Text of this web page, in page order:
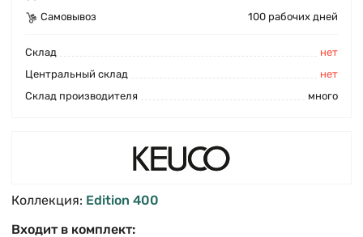
Самовывоз
100 рабочих дней
Cклад
нет
Центральный склад
нет
Склад производителя
много
Коллекция: Edition 400
Входит в комплект: